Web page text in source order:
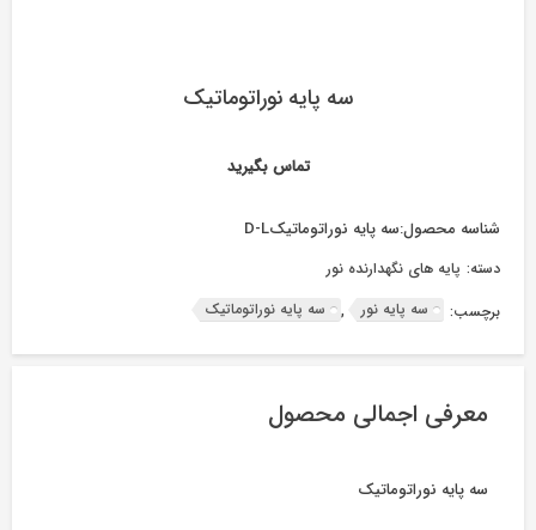
سه پایه نوراتوماتیک
تماس بگیرید
شناسه محصول:سه پایه نوراتوماتیکD-L
دسته: پایه های نگهدارنده نور
برچسب:
سه پایه نور , سه پایه نوراتوماتیک
معرفی اجمالی محصول
سه پایه نوراتوماتیک